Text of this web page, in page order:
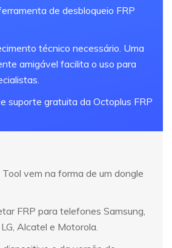
de desbloqueio FRP
técnico necessário. Uma
amigável facilita o uso para
suporte gratuita da Octoplus FRP
vem na forma de um dongle
FRP para telefones Samsung,
Alcatel e Motorola.